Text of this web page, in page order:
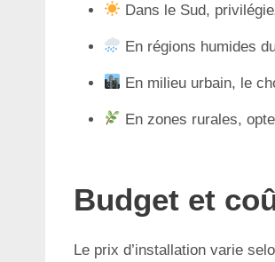
Dans le Sud,
En régions humides
En milieu urbain, le
En zones rurales,
Budget et
Le prix d’installation varie